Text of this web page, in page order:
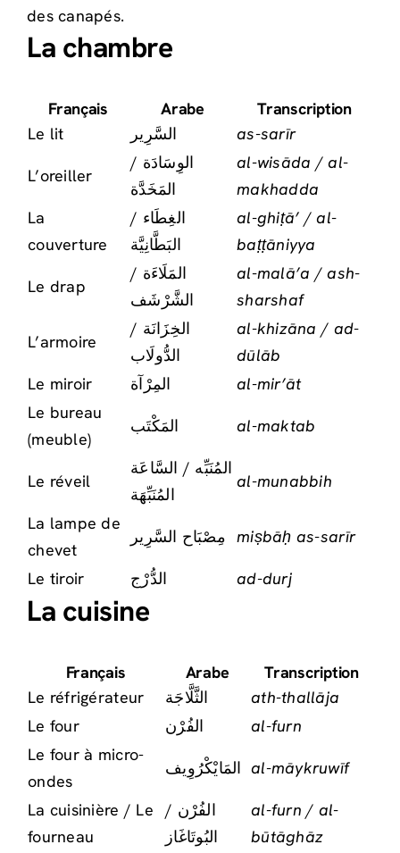
des canapés.
La chambre
Français Arabe
Transcription
Le lit
السَّرِير as-sarīr
L’oreiller
الوِسَادَة /
المَخَدَّة
al-wisāda / al-
makhadda
La
couverture
الغِطَاء /
البَطَّانِيَّة
al-ghiṭā’ / al-
baṭṭāniyya
Le drap
المَلَاءَة /
الشَّرْشَف
al-malā’a / ash-
sharshaf
L’armoire
الخِزَانَة /
الدُّولَاب
al-khizāna / ad-
dūlāb
Le miroir
المِرْآة
al-mir’āt
Le bureau
(meuble)
المَكْتَب al-maktab
Le réveil
المُنَبِّه / السَّاعَة
المُنَبِّهَة
al-munabbih
La lampe de
chevet
مِصْبَاح السَّرِير miṣbāḥ as-sarīr
Le tiroir الدُّرْج ad-durj
La cuisine
Français Arabe
Transcription
Le réfrigérateur
الثَّلَّاجَة
ath-thallāja
Le four
الفُرْن
al-furn
Le four à micro-
ondes
المَايْكْرُوِيف al-māykruwīf
La cuisinière / Le
fourneau
الفُرْن /
البُوتَاغَاز
al-furn / al-
būtāghāz